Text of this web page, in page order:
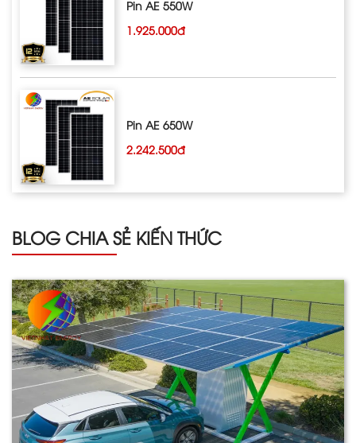
Pin AE 550W
1.925.000đ
Pin AE 650W
2.242.500đ
BLOG CHIA SẺ KIẾN THỨC